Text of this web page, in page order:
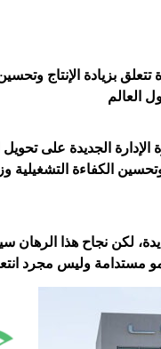
بزيادة الإنتاج
الجديدة على تحويل
الكفاءة التشغيلية
لكن نجاح هذا الرهان
نمو مستدامة وليس